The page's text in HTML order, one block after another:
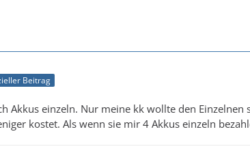
Beitrag
Akkus einzeln. Nur meine kk wollte den
kostet. Als wenn sie mir 4 Akkus einzeln